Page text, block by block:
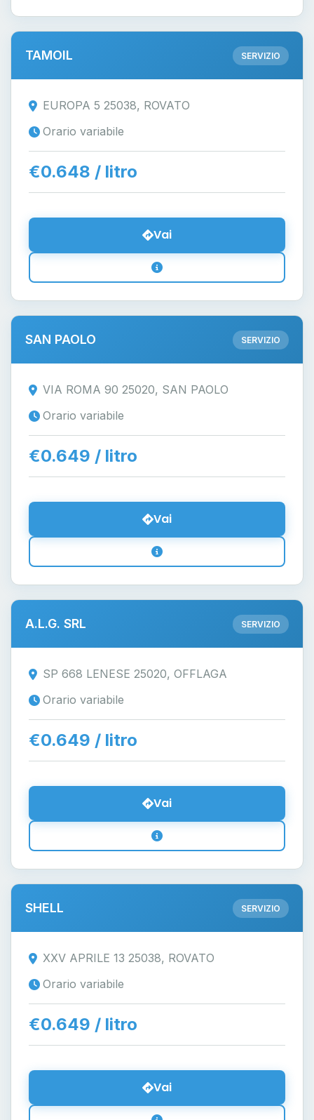
TAMOIL SERVIZIO
EUROPA 5 25038, ROVATO
Orario variabile
€0.648 / litro
Vai
SAN PAOLO SERVIZIO
VIA ROMA 90 25020, SAN PAOLO
Orario variabile
€0.649 / litro
Vai
A.L.G. SRL SERVIZIO
SP 668 LENESE 25020, OFFLAGA
Orario variabile
€0.649 / litro
Vai
SHELL SERVIZIO
XXV APRILE 13 25038, ROVATO
Orario variabile
€0.649 / litro
Vai